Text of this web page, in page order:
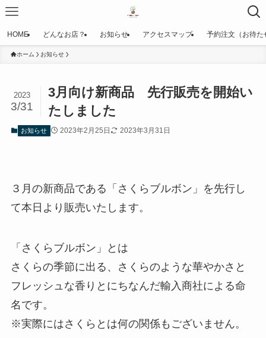
HOME どんなお店？ お知らせ アクセスマップ 予約注文（お待た
ホーム お知らせ
3月向け新商品 先行販売を開始い
たしました
2023
3/31
お知らせ 2023年2月25日 2023年3月31日
３月の新商品である「さくらブルボン」を先行し
て本日より販売いたします。
「さくらブルボン」とは
さくらの季節に出る、さくらのような華やかさと
フレッシュな香りとにちなんだ輸入商社による命
名です。
※実際にはさくらとは何の関係もございません。